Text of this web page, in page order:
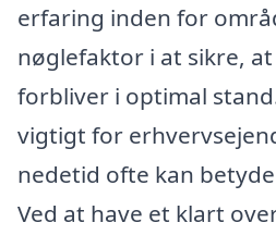
erfaring inden for
nøglefaktor i at sikre,
forbliver i optimal
vigtigt for
nedetid ofte kan
Ved at have et klart